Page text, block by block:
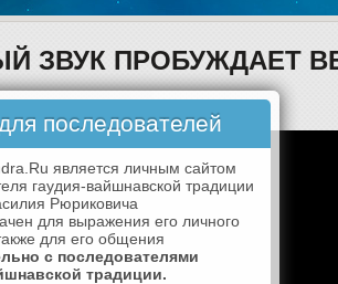
ЗВУК ПРОБУЖДАЕТ
последователей
является личным сайтом
гаудия-вайшнавской традиции
Рюриковича
для выражения его личного
для его общения
с последователями
традиции.